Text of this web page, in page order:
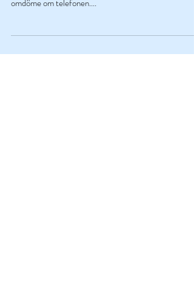
Jag har i skrivande stund tillbringat cirka 12 timmar med
omdöme om telefonen....